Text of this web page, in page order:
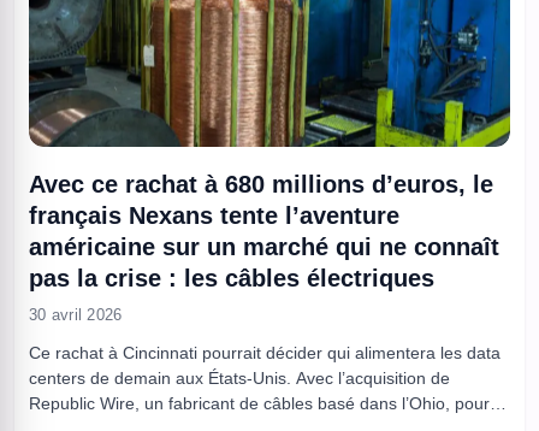
Avec ce rachat à 680 millions d’euros, le
français Nexans tente l’aventure
américaine sur un marché qui ne connaît
pas la crise : les câbles électriques
30 avril 2026
Ce rachat à Cincinnati pourrait décider qui alimentera les data
centers de demain aux États-Unis. Avec l’acquisition de
Republic Wire, un fabricant de câbles basé dans l’Ohio, pour